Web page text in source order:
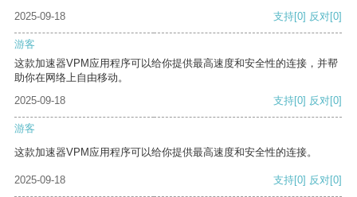
2025-09-18 支持[0] 反对[0]
游客
这款加速器VPM应用程序可以给你提供最高速度和安全性的连接，并帮
助你在网络上自由移动。
2025-09-18
支持[0] 反对[0]
游客
这款加速器VPM应用程序可以给你提供最高速度和安全性的连接。
2025-09-18 支持[0] 反对[0]